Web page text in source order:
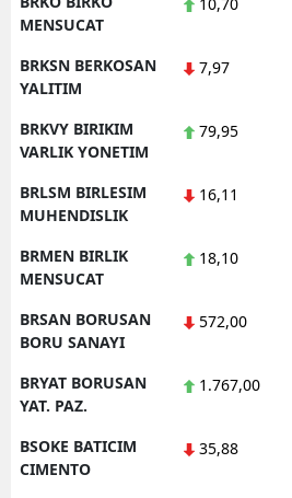
MENSUCAT
BRKSN BERKOSAN
YALITIM
7,97
BRKVY BIRIKIM
VARLIK YONETIM
79,95
BRLSM BIRLESIM
MUHENDISLIK
16,11
BRMEN BIRLIK
MENSUCAT
18,10
BRSAN BORUSAN
BORU SANAYI
572,00
BRYAT BORUSAN
YAT. PAZ.
1.767,00
BSOKE BATICIM
CIMENTO
35,88